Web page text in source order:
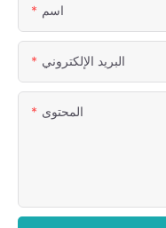
اسم
البريد الإلكتروني
المحتوى